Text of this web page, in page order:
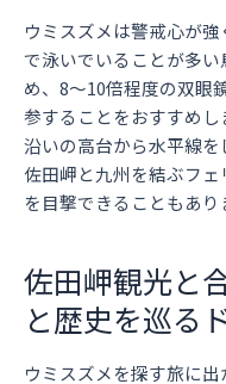
ウミスズメは警戒心が
で泳いでいることが多
め、8〜10倍程度の双眼
参することをおすすめ
沿いの高台から水平線を
佐田岬と九州を結ぶフ
を目撃できることもあり
佐田岬観光と
と歴史を巡る
ウミスズメを探す旅に